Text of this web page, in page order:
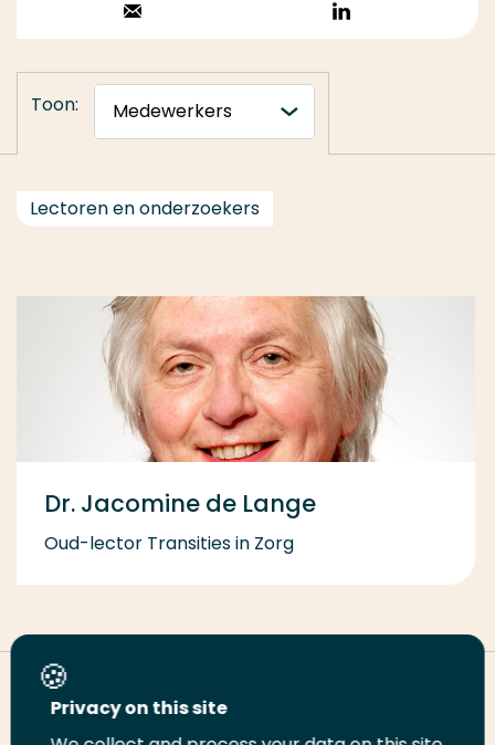
Stuur een email
Volg op
LinkedIn
Toon:
Lectoren en onderzoekers
Dr. Jacomine de Lange
Oud-lector Transities in Zorg
Deel deze pagina
Privacy on this site